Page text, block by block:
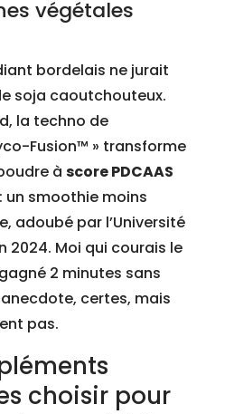
végétales
bordelais ne jurait
soja caoutchouteux.
la techno de
Fusion™ » transforme
à score PDCAAS
un smoothie moins
adoubé par l’Université
2024. Moi qui courais le
2 minutes sans
certes, mais
pas.
choisir pour